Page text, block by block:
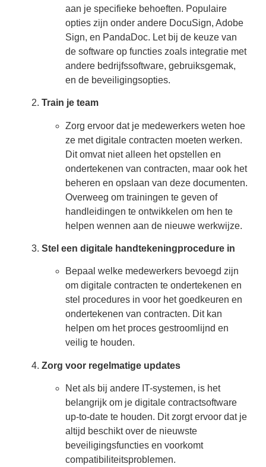
aan je specifieke behoeften. Populaire
opties zijn onder andere DocuSign, Adobe
Sign, en PandaDoc. Let bij de keuze van
de software op functies zoals integratie met
andere bedrijfssoftware, gebruiksgemak,
en de beveiligingsopties.
Train je team
Zorg ervoor dat je medewerkers weten hoe
ze met digitale contracten moeten werken.
Dit omvat niet alleen het opstellen en
ondertekenen van contracten, maar ook het
beheren en opslaan van deze documenten.
Overweeg om trainingen te geven of
handleidingen te ontwikkelen om hen te
helpen wennen aan de nieuwe werkwijze.
Stel een digitale handtekeningprocedure in
Bepaal welke medewerkers bevoegd zijn
om digitale contracten te ondertekenen en
stel procedures in voor het goedkeuren en
ondertekenen van contracten. Dit kan
helpen om het proces gestroomlijnd en
veilig te houden.
Zorg voor regelmatige updates
Net als bij andere IT-systemen, is het
belangrijk om je digitale contractsoftware
up-to-date te houden. Dit zorgt ervoor dat je
altijd beschikt over de nieuwste
beveiligingsfuncties en voorkomt
compatibiliteitsproblemen.